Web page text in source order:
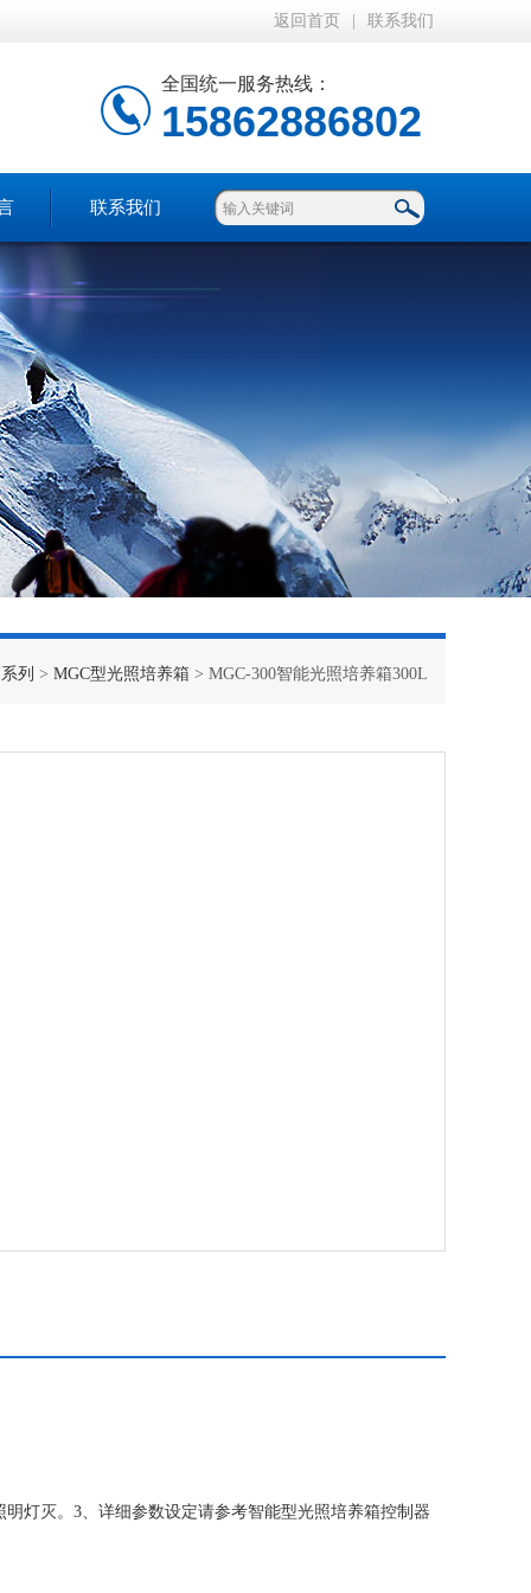
返回首页 联系我们
全国统一服务热线：
15862886802
联系我们
列 > MGC型光照培养箱 > MGC-300智能光照培养箱300L
灯灭。3、详细参数设定请参考智能型光照培养箱控制器
所有参数按上一次参数运行。5、此种培养箱有断电保护功